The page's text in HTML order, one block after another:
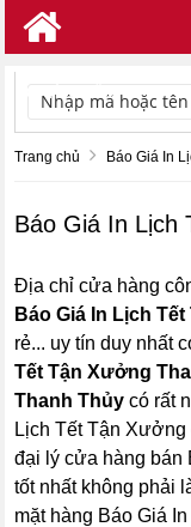
TÌM KIẾM
Trang chủ Báo Giá In
Báo Giá In Lịch
Địa chỉ cửa hàng
Báo Giá In Lịch
rẻ... uy tín duy nhất
Tết Tận Xưởng
Thanh Thủy có rất
Lịch Tết Tận
đại lý cửa hàng bán
tốt nhất không phải
mặt hàng Báo Giá